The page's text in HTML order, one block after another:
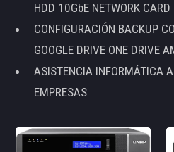
HDD 10GbE NETWORK CARD
CONFIGURACIÓN BACKUP
GOOGLE DRIVE ONE DRIVE
ASISTENCIA INFORMÁTICA
EMPRESAS